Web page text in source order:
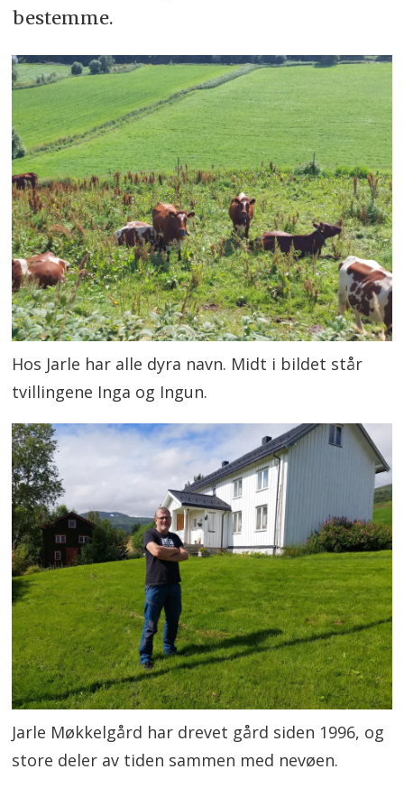
bestemme.
Hos Jarle har alle dyra navn. Midt i bildet står
tvillingene Inga og Ingun.
Jarle Møkkelgård har drevet gård siden 1996, og
store deler av tiden sammen med nevøen.